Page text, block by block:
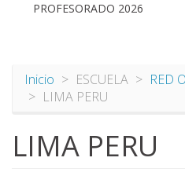
PROFESORADO 2026
Inicio ESCUELA RED
LIMA PERU
LIMA PERU